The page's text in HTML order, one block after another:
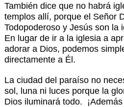
También dice que no habrá
templos allí, porque el Señor
Todopoderoso y Jesús son la
En lugar de ir a la iglesia a
adorar a Dios, podemos
directamente a Él.
La ciudad del paraíso no
sol, luna ni luces porque la
Dios iluminará todo.